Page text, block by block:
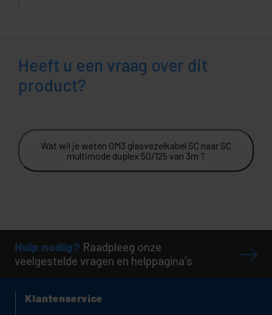
Heeft u een vraag over dit
product?
Wat wil je weten OM3 glasvezelkabel SC naar SC
multimode duplex 50/125 van 3m ?
Hulp nodig? Raadpleeg onze
veelgestelde vragen en helppagina's
Klantenservice